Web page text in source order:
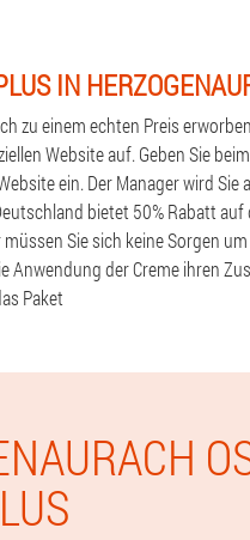
IN
zu einem echten Preis
Website auf. Geben Sie
ein. Der Manager wird Sie
bietet 50% Rabatt auf
Sie sich keine Sorgen
Anwendung der Creme ihren
Paket